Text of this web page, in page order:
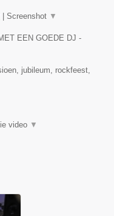
| Screenshot ▼
EEN GOEDE DJ -
jubileum, rockfeest,
video ▼